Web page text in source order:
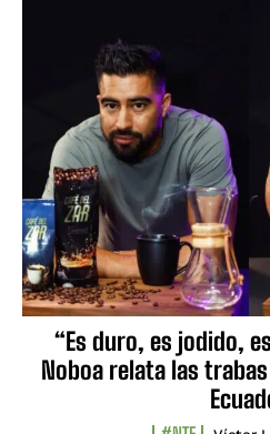
“Es duro, es jodido,
Noboa relata las